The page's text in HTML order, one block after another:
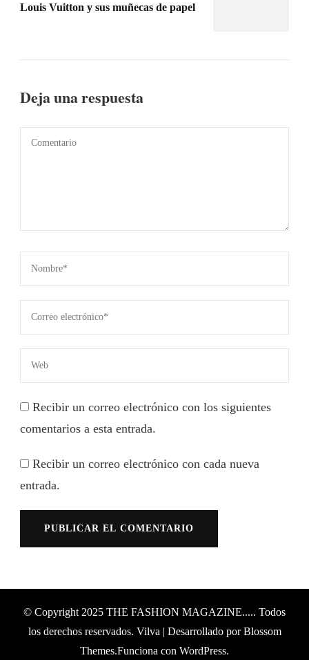
Louis Vuitton y sus muñecas de papel
Deja una respuesta
Recibir un correo electrónico con los siguientes
comentarios a esta entrada.
Recibir un correo electrónico con cada nueva
entrada.
© Copyright 2025 THE FASHION MAGAZINE..... Todos
los derechos reservados. Vilva | Desarrollado porBlossom
Themes.Funciona con WordPress.